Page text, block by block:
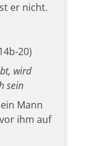
er nicht.
20)
wird
sein
Mann
ihm auf